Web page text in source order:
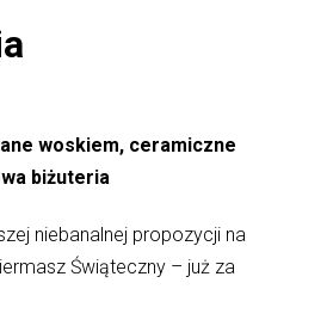
woskiem, ceramiczne
biżuteria
niebanalnej propozycji na
Świąteczny – już za